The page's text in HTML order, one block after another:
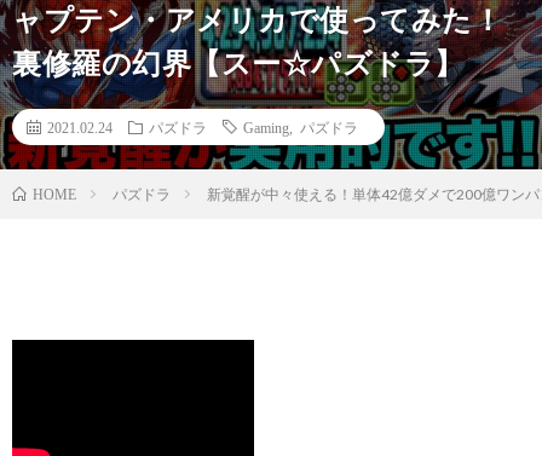
ャプテン・アメリカで使ってみた！
裏修羅の幻界【スー☆パズドラ】
2021.02.24 パズドラ Gaming パズドラ
HOME パズドラ 新覚醒が中々使える！単体42億ダメで200億ワン